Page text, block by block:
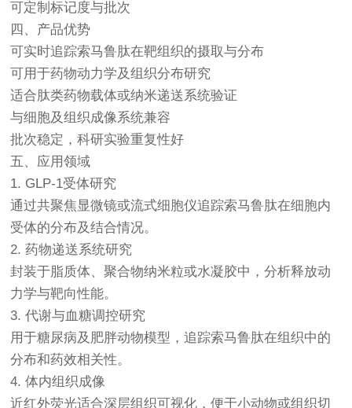
可定制标记度与批次
四、产品优势
可实时追踪索马鲁肽在靶组织的摄取与分布
可用于药物动力学及组织分布研究
适合肽类药物载体或纳米递送系统验证
与细胞及组织成像系统兼容
批次稳定，科研实验重复性好
五、应用领域
1. GLP-1受体研究
通过共聚焦显微镜或流式细胞仪追踪索马鲁肽在细胞内
受体的分布及结合情况。
2. 药物递送系统研究
封装于脂质体、聚合物纳米粒或水凝胶中，分析释放动
力学与靶向性能。
3. 代谢与血糖调控研究
用于糖尿病及肥胖动物模型，追踪索马鲁肽在组织中的
分布和药效相关性。
4. 体内组织成像
近红外荧光适合深层组织可视化，便于小动物或组织切